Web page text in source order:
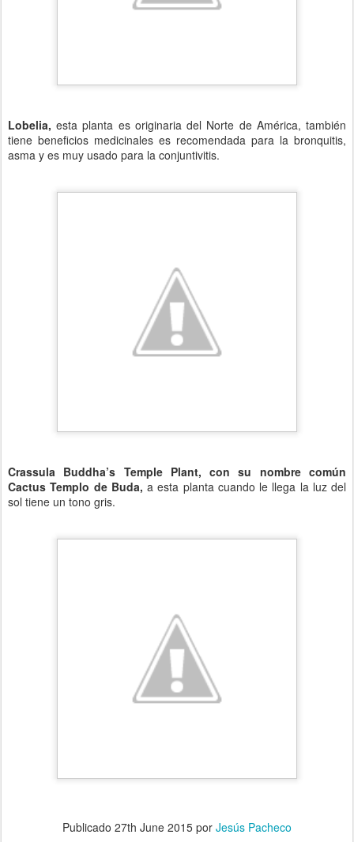
Lobelia,esta planta es originaria del Norte de América, también
tiene beneficios medicinales es recomendada para la bronquitis,
asma y es muy usado para la conjuntivitis.
Crassula Buddha’s Temple Plant, con su nombre común
Cactus Templo de Buda, a esta planta cuando le llega la luz del
sol tiene un tono gris.
Publicado 27th June 2015 por Jesús Pacheco